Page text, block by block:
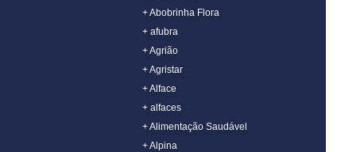
+ Abobrinha Flora
+ afubra
+ Agrião
+ Agristar
+ Alface
+ alfaces
+ Alimentação Saudável
+ Alpina